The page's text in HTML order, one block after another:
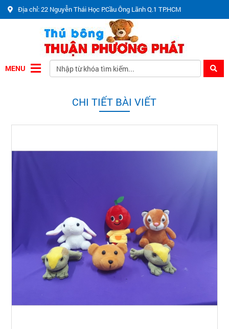
Địa chỉ: 22 Nguyễn Thái Học P.Cầu Ông Lãnh Q.1 TP.HCM
MENU
CHI TIẾT BÀI VIẾT